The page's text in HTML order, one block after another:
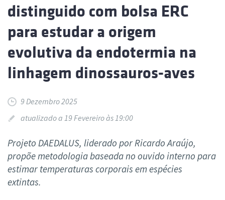
distinguido com bolsa ERC
para estudar a origem
evolutiva da endotermia na
linhagem dinossauros-aves
9 Dezembro 2025
atualizado a 19 Fevereiro às 19:00
Projeto DAEDALUS, liderado por Ricardo Araújo,
propõe metodologia baseada no ouvido interno para
estimar temperaturas corporais em espécies
extintas.